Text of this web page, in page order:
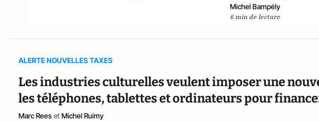
Michel Bampély
6 min de lecture
ALERTE NOUVELLES TAXES
Les industries culturelles veulent imposer une
les téléphones, tablettes et ordinateurs pour
Marc Rees et Michel Ruimy